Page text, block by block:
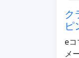
ク
ピ
e
メ